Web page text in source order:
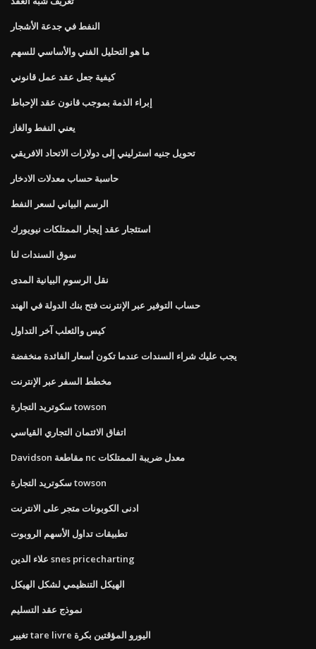
النفط في جدعة الأشجار
ما هو التحليل الفني والأساسي للسهم
كيفية جعل عقد عمل قانوني
إبراء الذمة بموجب قانون عقد الإحباط
يعني النفط والغاز
تحويل جنيه استرليني إلى دولارات الاتحاد الافريقي
حاسبة حساب معدلات الادخار
الرسم البياني لسعر النفط
استئجار عقد إيجار الممتلكات نيويورك
سوق السندات لنا
نقل الرسوم البيانية المدى
حساب التوفير عبر الإنترنت فتح بنك الدولة في الهند
كيس والثعلب آخر التداول
يجب عليك شراء السندات عندما تكون أسعار الفائدة منخفضة
مخطط السفر عبر الإنترنت
سكوتريد التجارة towson
اتفاق الائتمان التجاري القياسي
Davidson مقاطعة nc معدل ضريبة الممتلكات
سكوتريد التجارة towson
ادنى الكوبونات متجر على الانترنت
تطبيقات تداول الأسهم الروبوت
علاء الدين snes pricecharting
الهيكل التنظيمي لشكل الهيكل
نموذج عقد التسليم
تغيير tare livre اليورو المؤقتين بكرة